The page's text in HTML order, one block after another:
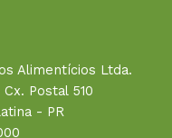
Alimentícios Ltda.
Postal 510
- PR